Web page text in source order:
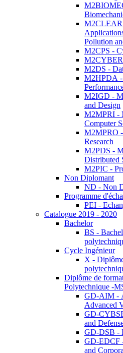
M2CLEAR
Pollution
M2CPS -
M2CYBER
M2DS -
M2HPDA
M2IGD -
and Design
M2MPRI -
Computer
M2MPRO
Research
M2PDS -
Distributed
M2PIC -
Non Diplomant
ND - Non
Programme
PEI -
Catalogue 2019 - 2020
Bachelor
BS -
Cycle Ingénieur
X -
Diplôme de
Polytechnique -
GD-AIM -
Advanced
GD-
and
GD-DSB -
GD-EDCF
and